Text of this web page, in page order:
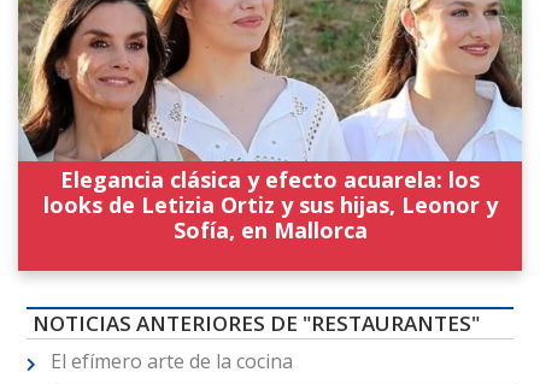
Elegancia clásica y efecto acuarela: los
looks de Letizia Ortiz y sus hijas, Leonor y
Sofía, en Mallorca
NOTICIAS ANTERIORES DE "RESTAURANTES"
El efímero arte de la cocina